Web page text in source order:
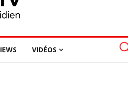
VIDÉOS